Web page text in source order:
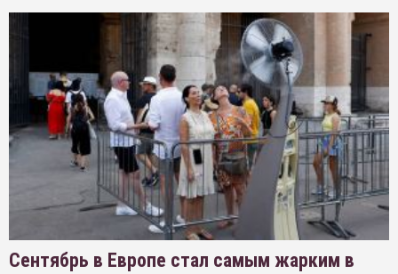
Сентябрь в Европе стал самым жарким в